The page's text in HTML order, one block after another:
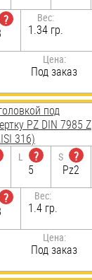
?
Вес:
1.34 гр.
Цена:
Под заказ
под
PZ DIN 7985 Z
316)
L
?
5
S
?
Pz2
?
Вес:
1.4 гр.
Цена:
Под заказ